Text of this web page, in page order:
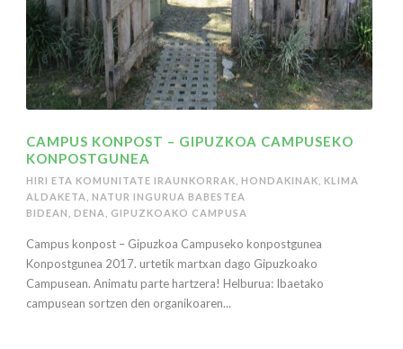
CAMPUS KONPOST – GIPUZKOA CAMPUSEKO
KONPOSTGUNEA
HIRI ETA KOMUNITATE IRAUNKORRAK HONDAKINAK KLIMA
ALDAKETA
NATUR INGURUA BABESTEA
BIDEAN
DENA GIPUZKOAKO CAMPUSA
Campus konpost – Gipuzkoa Campuseko konpostgunea
Konpostgunea 2017. urtetik martxan dago Gipuzkoako
Campusean. Animatu parte hartzera! Helburua: Ibaetako
campusean sortzen den organikoaren...